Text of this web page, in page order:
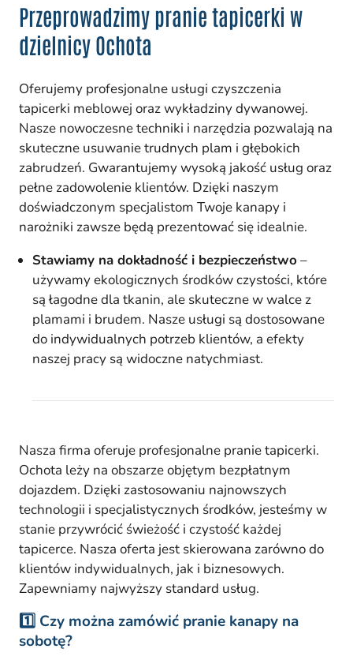
Przeprowadzimy pranie tapicerki w
dzielnicy Ochota
Oferujemy profesjonalne usługi czyszczenia
tapicerki meblowej oraz wykładziny dywanowej.
Nasze nowoczesne techniki i narzędzia pozwalają na
skuteczne usuwanie trudnych plam i głębokich
zabrudzeń. Gwarantujemy wysoką jakość usług oraz
pełne zadowolenie klientów. Dzięki naszym
doświadczonym specjalistom Twoje kanapy i
narożniki zawsze będą prezentować się idealnie.
Stawiamy na dokładność i bezpieczeństwo –
używamy ekologicznych środków czystości, które
są łagodne dla tkanin, ale skuteczne w walce z
plamami i brudem. Nasze usługi są dostosowane
do indywidualnych potrzeb klientów, a efekty
naszej pracy są widoczne natychmiast.
Nasza firma oferuje profesjonalne pranie tapicerki.
Ochota leży na obszarze objętym bezpłatnym
dojazdem. Dzięki zastosowaniu najnowszych
technologii i specjalistycznych środków, jesteśmy w
stanie przywrócić świeżość i czystość każdej
tapicerce. Nasza oferta jest skierowana zarówno do
klientów indywidualnych, jak i biznesowych.
Zapewniamy najwyższy standard usług.
1️⃣ Czy można zamówić pranie kanapy na
sobotę?